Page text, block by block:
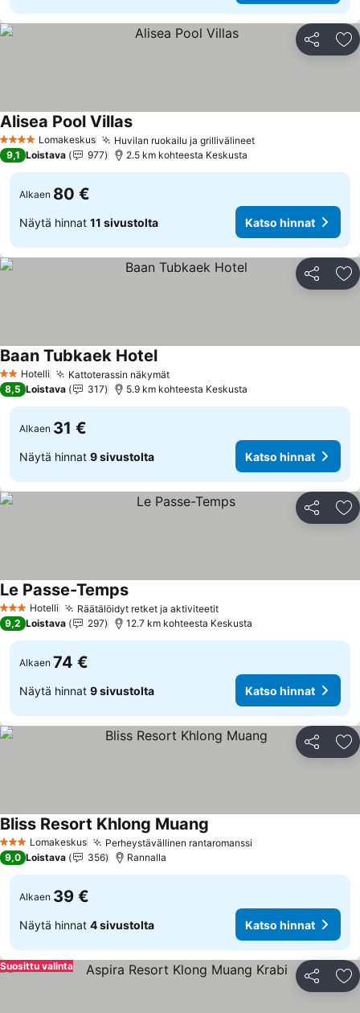
Jaa
4 TähtiluokitusLomakeskus Huvilan ruokailu ja grillivälineetKatso hinnat
Alisea Pool VillasKatso hinnat
9,1 Loistava 977 2.5 km kohteesta Keskusta
Alkaen 80 €
Näytä hinnat 11 sivustolta Katso hinnat
Jaa
2 Tähtiluokitus
Hotelli Kattoterassin näkymätKatso hinnat
Baan Tubkaek HotelKatso hinnat
8,5 Loistava 317 5.9 km kohteesta Keskusta
Alkaen 31 €
Näytä hinnat 9 sivustolta Katso hinnat
Jaa
3 Tähtiluokitus
Hotelli Räätälöidyt retket ja aktiviteetitKatso hinnat
Le Passe-TempsKatso hinnat
9,2 Loistava 297 12.7 km kohteesta Keskusta
Alkaen 74 €
Näytä hinnat 9 sivustolta Katso hinnat
Jaa
3 Tähtiluokitus
Lomakeskus Perheystävällinen rantaromanssi
Bliss Resort Khlong Muang
9,0 Loistava 356 Rannalla
Alkaen 39 €
Näytä hinnat 4 sivustolta Katso hinnat
Jaa
Suosittu valinta